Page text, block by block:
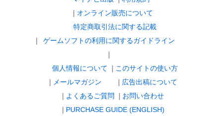
オンライン販売について
特定商取引法に関する記載
ゲームソフトの利用に関するガイドライン
｜
個人情報について
このサイトの使い方
メールマガジン
広告出稿について
よくあるご質問
お問い合わせ
PURCHASE GUIDE (ENGLISH)